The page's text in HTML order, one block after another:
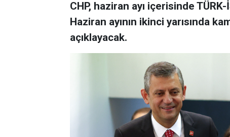
CHP, haziran ayı içerisinde
Haziran ayının ikinci yarısında
açıklayacak.